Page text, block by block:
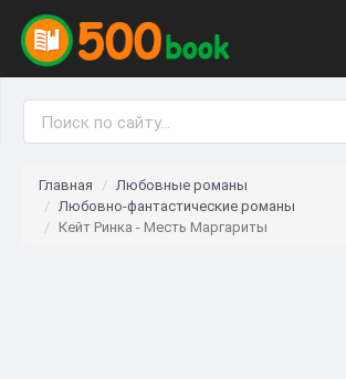
Главная
Любовные романы
Любовно-фантастические романы
Кейт Ринка - Месть Маргариты